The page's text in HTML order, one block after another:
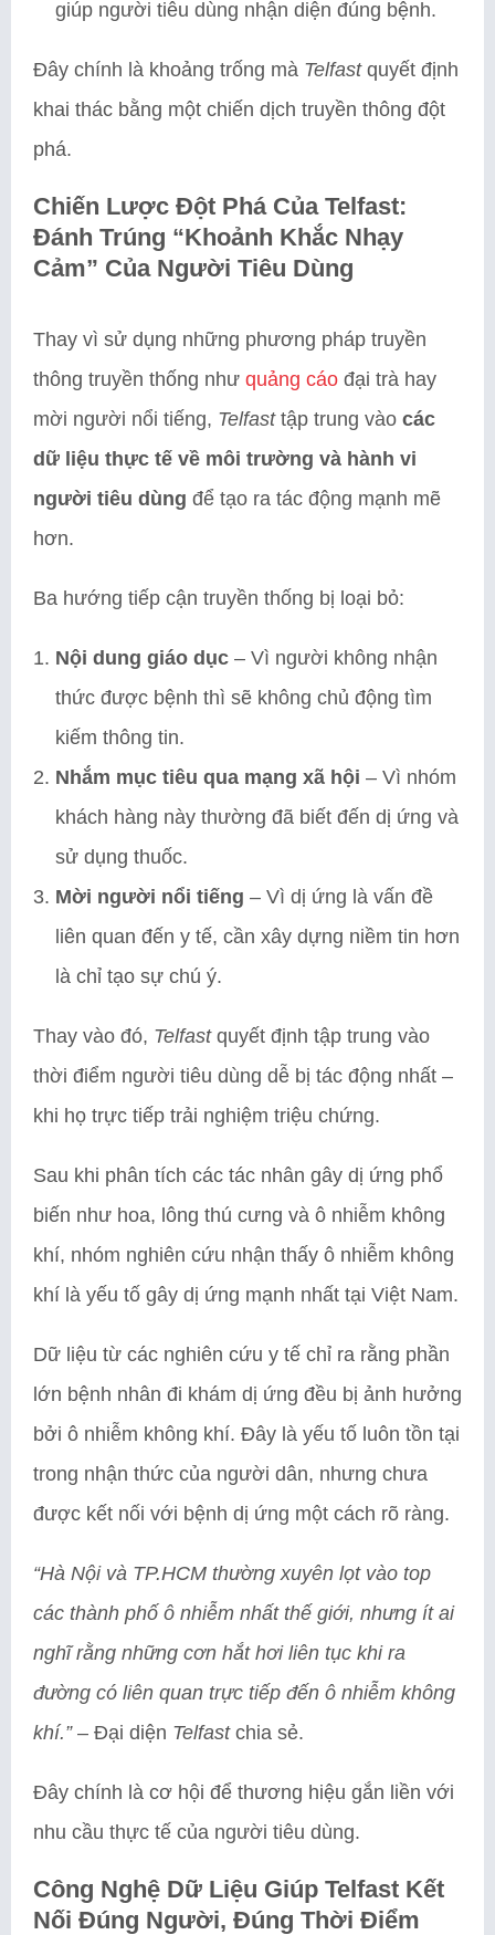
giúp người tiêu dùng nhận diện đúng bệnh.
Đây chính là khoảng trống mà Telfastquyết định
khai thác bằng một chiến dịch truyền thông đột
phá.
Chiến Lược Đột Phá Của Telfast:
Đánh Trúng “Khoảnh Khắc Nhạy
Cảm” Của Người Tiêu Dùng
Thay vì sử dụng những phương pháp truyền
thông truyền thống như quảng cáo đại trà hay
mời người nổi tiếng, Telfasttập trung vào các
dữ liệu thực tế về môi trường và hành vi
người tiêu dùng để tạo ra tác động mạnh mẽ
hơn.
Ba hướng tiếp cận truyền thống bị loại bỏ:
Nội dung giáo dục – Vì người không nhận
thức được bệnh thì sẽ không chủ động tìm
kiếm thông tin.
Nhắm mục tiêu qua mạng xã hội – Vì nhóm
khách hàng này thường đã biết đến dị ứng và
sử dụng thuốc.
Mời người nổi tiếng – Vì dị ứng là vấn đề
liên quan đến y tế, cần xây dựng niềm tin hơn
là chỉ tạo sự chú ý.
Thay vào đó, Telfastquyết định tập trung vào
thời điểm người tiêu dùng dễ bị tác động nhất –
khi họ trực tiếp trải nghiệm triệu chứng.
Sau khi phân tích các tác nhân gây dị ứng phổ
biến như hoa, lông thú cưng và ô nhiễm không
khí, nhóm nghiên cứu nhận thấy ô nhiễm không
khí là yếu tố gây dị ứng mạnh nhất tại Việt Nam.
Dữ liệu từ các nghiên cứu y tế chỉ ra rằng phần
lớn bệnh nhân đi khám dị ứng đều bị ảnh hưởng
bởi ô nhiễm không khí. Đây là yếu tố luôn tồn tại
trong nhận thức của người dân, nhưng chưa
được kết nối với bệnh dị ứng một cách rõ ràng.
“Hà Nội và TP.HCM thường xuyên lọt vào top
các thành phố ô nhiễm nhất thế giới, nhưng ít ai
nghĩ rằng những cơn hắt hơi liên tục khi ra
đường có liên quan trực tiếp đến ô nhiễm không
khí.”– Đại diện Telfastchia sẻ.
Đây chính là cơ hội để thương hiệu gắn liền với
nhu cầu thực tế của người tiêu dùng.
Công Nghệ Dữ Liệu Giúp Telfast Kết
Nối Đúng Người, Đúng Thời Điểm